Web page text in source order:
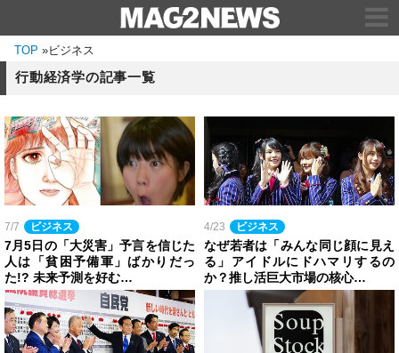
TOP »ビジネス
行動経済学の記事一覧
7/7 ビジネス
7月5日の「大災害」予言を信じた
人は「貧困予備軍」ばかりだっ
た!? 未来予測を好む…
4/23 ビジネス
なぜ若者は「みんな同じ顔に見え
る」アイドルにドハマリするの
か？推し活巨大市場の核心…